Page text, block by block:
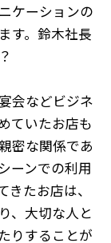
ケーションの
す。鈴木社長
会などビジネ
ていたお店も
密な関係であ
ーンでの利用
たお店は、
、大切な人と
りすることが